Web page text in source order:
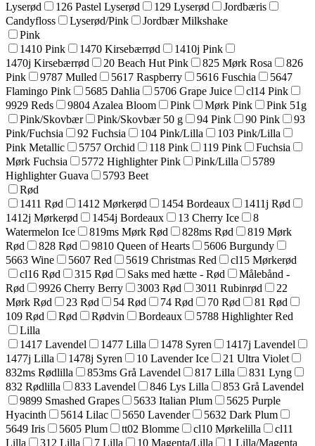
Lyserød
126 Pastel Lyserød 129 Lyserød
Jordbæris
Candyfloss
Lyserød/Pink
Jordbær Milkshake
Pink
1410 Pink
1470 Kirsebærrød
1410j Pink
1470j Kirsebærrød
20 Beach Hut Pink 825 Mørk Rosa
826
Pink
9787 Mulled 5617 Raspberry 5616 Fuschia
5647
Flamingo Pink
5685 Dahlia 5706 Grape Juice
cl14 Pink
9929 Reds
9804 Azalea Bloom Pink Mørk Pink
Pink 51g
Pink/Skovbær
Pink/Skovbær 50 g 94 Pink 90 Pink
93
Pink/Fuchsia
92 Fuchsia 104 Pink/Lilla
103 Pink/Lilla
Pink Metallic
5757 Orchid 118 Pink 119 Pink
Fuchsia
Mørk Fuchsia
5772 Highlighter Pink Pink/Lilla
5789
Highlighter Guava
5793 Beet
Rød
1411 Rød
1412 Mørkerød 1454 Bordeaux
1411j Rød
1412j Mørkerød
1454j Bordeaux 13 Cherry Ice
8
Watermelon Ice
819ms Mørk Rød 828ms Rød
819 Mørk
Rød
828 Rød 9810 Queen of Hearts
5606 Burgundy
5663 Wine
5607 Red 5619 Christmas Red
cl15 Mørkerød
cl16 Rød
315 Rød Saks med hætte - Rød
Målebånd -
Rød
9926 Cherry Berry 3003 Rød 3011 Rubinrød
22
Mørk Rød
23 Rød 54 Rød 74 Rød 70 Rød
81 Rød
109 Rød
Rød Rødvin Bordeaux
5788 Highlighter Red
Lilla
1417 Lavendel
1477 Lilla 1478 Syren
1417j Lavendel
1477j Lilla
1478j Syren 10 Lavender Ice
21 Ultra Violet
832ms Rødlilla
853ms Grå Lavendel 817 Lilla
831 Lyng
832 Rødlilla
833 Lavendel 846 Lys Lilla
853 Grå Lavendel
9899 Smashed Grapes
5633 Italian Plum
5625 Purple
Hyacinth
5614 Lilac 5650 Lavender
5632 Dark Plum
5649 Iris
5605 Plum tt02 Blomme cl10 Mørkelilla
cl11
Lilla
312 Lilla 7 Lilla 10 Magenta/Lilla 1 Lilla/Magenta